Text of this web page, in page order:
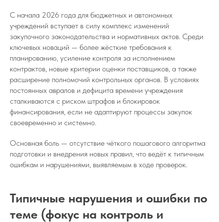
С начала 2026 года для бюджетных и автономных
учреждений вступает в силу комплекс изменений
закупочного законодательства и нормативных актов. Среди
ключевых новаций — более жёсткие требования к
планированию, усиление контроля за исполнением
контрактов, новые критерии оценки поставщиков, а также
расширение полномочий контрольных органов. В условиях
постоянных авралов и дефицита времени учреждения
сталкиваются с риском штрафов и блокировок
финансирования, если не адаптируют процессы закупок
своевременно и системно.
Основная боль — отсутствие чёткого пошагового алгоритма
подготовки и внедрения новых правил, что ведёт к типичным
ошибкам и нарушениями, выявляемым в ходе проверок.
Типичные нарушения и ошибки по
теме (фокус на контроль и